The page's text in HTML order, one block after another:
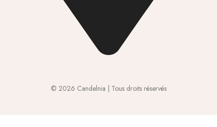
© 2026 Candelnia | Tous droits réservés